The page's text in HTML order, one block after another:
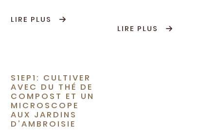
LIRE PLUS
LIRE PLUS
S1EP1: CULTIVER
AVEC DU THÉ DE
COMPOST ET UN
MICROSCOPE
AUX JARDINS
D’AMBROISIE